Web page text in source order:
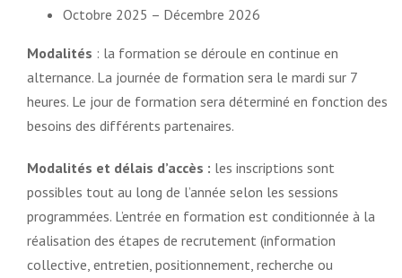
Octobre 2025 – Décembre 2026
Modalités : la formation se déroule en continue en
alternance. La journée de formation sera le mardi sur 7
heures. Le jour de formation sera déterminé en fonction des
besoins des différents partenaires.
Modalités et délais d’accès : les inscriptions sont
possibles tout au long de l’année selon les sessions
programmées. L’entrée en formation est conditionnée à la
réalisation des étapes de recrutement (information
collective, entretien, positionnement, recherche ou